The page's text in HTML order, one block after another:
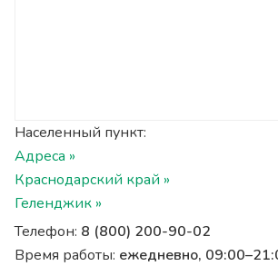
Населенный пункт:
Адреса »
Краснодарский край »
Геленджик »
Телефон: 8 (800) 200-90-02
Время работы: ежедневно,